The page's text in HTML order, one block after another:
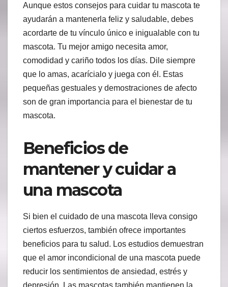
Aunque estos consejos para cuidar tu mascota te
ayudarán a mantenerla feliz y saludable, debes
acordarte de tu vínculo único e inigualable con tu
mascota. Tu mejor amigo necesita amor,
comodidad y cariño todos los días. Dile siempre
que lo amas, acarícialo y juega con él. Estas
pequeñas gestuales y demostraciones de afecto
son de gran importancia para el bienestar de tu
mascota.
Beneficios de
mantener y cuidar a
una mascota
Si bien el cuidado de una mascota lleva consigo
ciertos esfuerzos, también ofrece importantes
beneficios para tu salud. Los estudios demuestran
que el amor incondicional de una mascota puede
reducir los sentimientos de ansiedad, estrés y
depresión. Las mascotas también mantienen la